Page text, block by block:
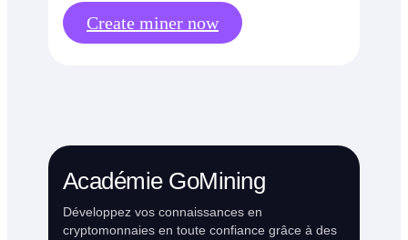
Create miner now
Académie GoMining
Développez vos connaissances en
cryptomonnaies en toute confiance grâce à des